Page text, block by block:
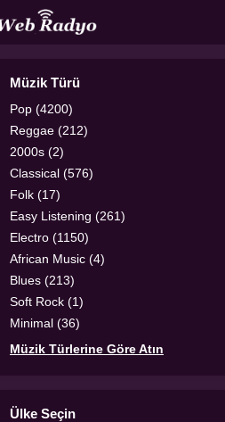
Müzik Türü
Pop (4200)
Reggae (212)
2000s (2)
Classical (576)
Folk (17)
Easy Listening (261)
Electro (1150)
African Music (4)
Blues (213)
Soft Rock (1)
Minimal (36)
Müzik Türlerine Göre Atın
Ülke Seçin